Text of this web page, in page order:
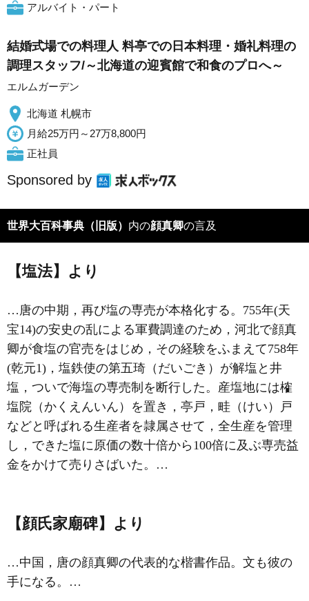
アルバイト・パート
結婚式場での料理人 料亭での日本料理・婚礼料理の
調理スタッフ/～北海道の迎賓館で和食のプロへ～
エルムガーデン
北海道 札幌市
月給25万円～27万8,800円
正社員
Sponsored by
世界大百科事典（旧版） 内の顔真卿の言及
【塩法】より
…唐の中期，再び塩の専売が本格化する。755年(天
宝14)の安史の乱による軍費調達のため，河北で顔真
卿が食塩の官売をはじめ，その経験をふまえて758年
(乾元1)，塩鉄使の第五琦（だいごき）が解塩と井
塩，ついで海塩の専売制を断行した。産塩地には榷
塩院（かくえんいん）を置き，亭戸，畦（けい）戸
などと呼ばれる生産者を隷属させて，全生産を管理
し，できた塩に原価の数十倍から100倍に及ぶ専売益
金をかけて売りさばいた。…
【顔氏家廟碑】より
…中国，唐の顔真卿の代表的な楷書作品。文も彼の
手になる。…